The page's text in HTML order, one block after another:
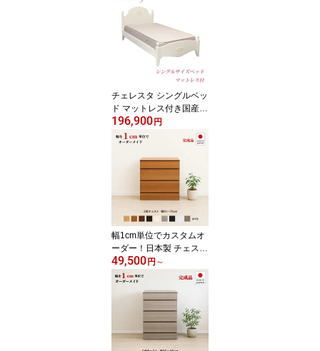
ビネット エレガント お
品 開梱設置
チェレスタ シングルベッ
ド マットレス付き国産
日本製 ホワイト ローズ
エレガント プリンセス
ガーリー ベッド マット
レスセット セミダブル
おしゃれ かわいい 姫系
白 白家具 木製 開梱設置
配送 送料無料
196,900 円
幅1cm単位でカスタムオ
ーダー！日本製 チェスト
タンス 完成品 【チョイ
スト 3段チェスト 幅61〜
75cm】 木製 北欧 大容量
ナチュラル 収納家具 奥
行30/35/43.5cm対応 サ
イズオーダー家具
49,500 円 ～